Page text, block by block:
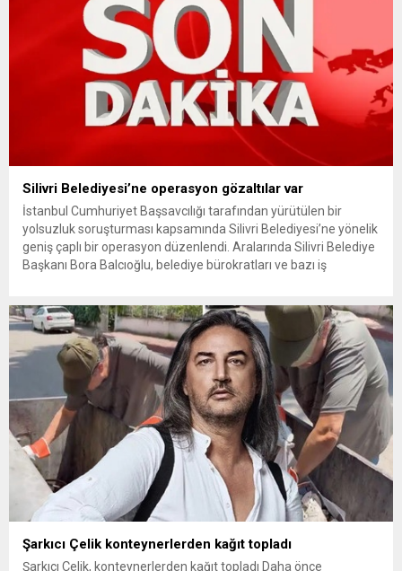
Silivri Belediyesi’ne operasyon gözaltılar var
İstanbul Cumhuriyet Başsavcılığı tarafından yürütülen bir
yolsuzluk soruşturması kapsamında Silivri Belediyesi’ne yönelik
geniş çaplı bir operasyon düzenlendi. Aralarında Silivri Belediye
Başkanı Bora Balcıoğlu, belediye bürokratları ve bazı iş
inceleme ve arama çalışmaları devam ediyor. İstanbul’da...
Şarkıcı Çelik konteynerlerden kağıt topladı
Şarkıcı Çelik, konteynerlerden kağıt topladı Daha önce